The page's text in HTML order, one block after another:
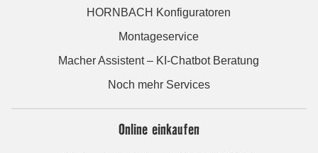
HORNBACH Konfiguratoren
Montageservice
Macher Assistent – KI-Chatbot Beratung
Noch mehr Services
Online einkaufen